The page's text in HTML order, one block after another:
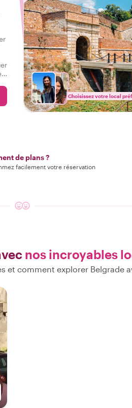
Choisissez votre local
de plans ?
facilement votre réservation
nos incroyables
et comment explorer Belgrade